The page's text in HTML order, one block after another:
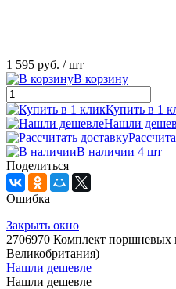
1 595 руб. / шт
В корзину
Купить в 1
Нашли
В наличии 4 шт
Поделиться
Ошибка
Закрыть окно
2706970 Комплект поршневых
Великобритания)
Нашли дешевле
Нашли дешевле